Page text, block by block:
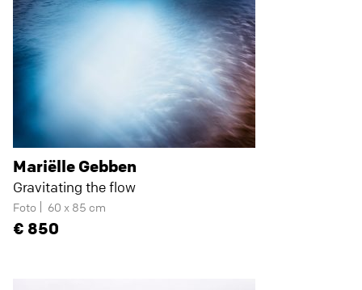
Mariëlle Gebben
Gravitating the flow
Foto 60 x 85 cm
850